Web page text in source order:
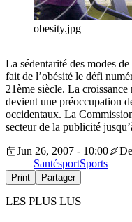
obesity.jpg
La sédentarité des modes
fait de l’obésité le défi
21ème siècle. La croissance
devient une préoccupation
occidentaux. La
secteur de la publicité
Jun 26, 2007 - 10:00
SantésportSports
Print Partager
LES PLUS LUS